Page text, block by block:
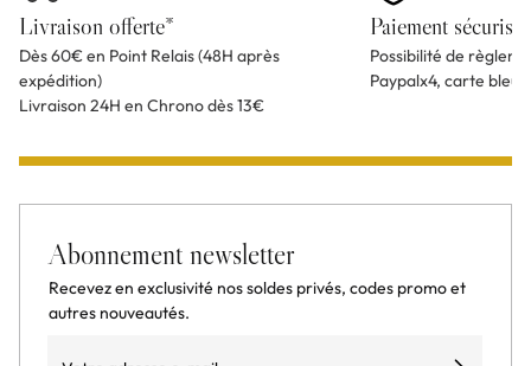
Livraison offerte*
Dès 60€ en Point Relais (48H après
expédition)
Livraison 24H en Chrono dès 13€
Paiement sécurisé
Possibilité de
Paypalx4, carte
Abonnement newsletter
Recevez en exclusivité nos soldes privés, codes promo et
autres nouveautés.